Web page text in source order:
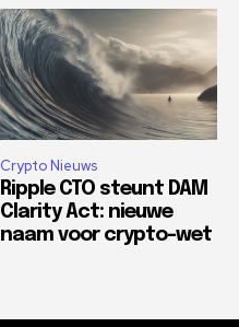
Crypto Nieuws
Ripple CTO steunt DAM
Clarity Act: nieuwe
naam voor crypto-wet